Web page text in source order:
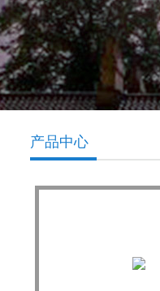
产品中心